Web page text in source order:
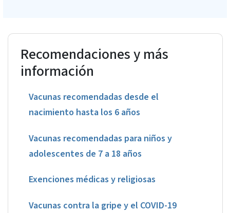
Recomendaciones y más
información
Vacunas recomendadas desde el
nacimiento hasta los 6 años
Vacunas recomendadas para niños y
adolescentes de 7 a 18 años
Exenciones médicas y religiosas
Vacunas contra la gripe y el COVID-19